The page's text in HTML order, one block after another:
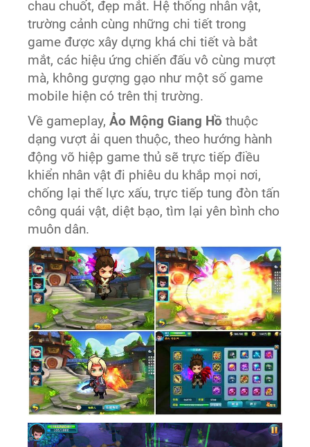
chau chuốt, đẹp mắt. Hệ thống nhân vật,
trường cảnh cùng những chi tiết trong
game được xây dựng khá chi tiết và bắt
mắt, các hiệu ứng chiến đấu vô cùng mượt
mà, không gượng gạo như một số game
mobile hiện có trên thị trường.
Về gameplay,Ảo Mộng Giang Hồ thuộc
dạng vượt ải quen thuộc, theo hướng hành
động võ hiệp game thủ sẽ trực tiếp điều
khiển nhân vật đi phiêu du khắp mọi nơi,
chống lại thế lực xấu, trực tiếp tung đòn tấn
công quái vật, diệt bạo, tìm lại yên bình cho
muôn dân.